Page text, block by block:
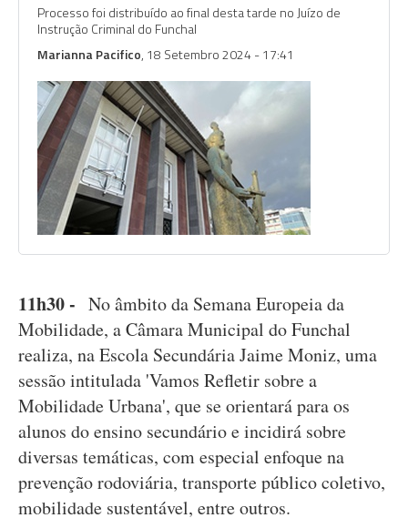
Processo foi distribuído ao final desta tarde no Juízo de
Instrução Criminal do Funchal
Marianna Pacifico, 18 Setembro 2024 - 17:41
11h30 - No âmbito da Semana Europeia da
Mobilidade, a Câmara Municipal do Funchal
realiza, na Escola Secundária Jaime Moniz, uma
sessão intitulada 'Vamos Refletir sobre a
Mobilidade Urbana', que se orientará para os
alunos do ensino secundário e incidirá sobre
diversas temáticas, com especial enfoque na
prevenção rodoviária, transporte público coletivo,
mobilidade sustentável, entre outros.